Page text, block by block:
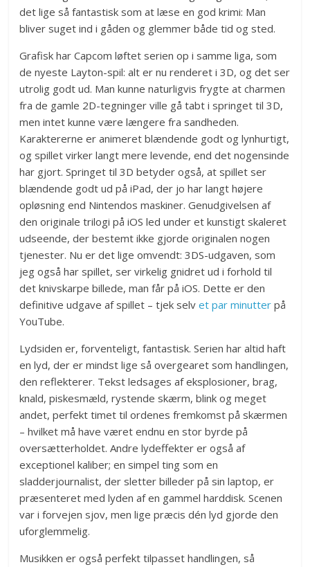
det lige så fantastisk som at læse en god krimi: Man
bliver suget ind i gåden og glemmer både tid og sted.
Grafisk har Capcom løftet serien op i samme liga, som
de nyeste Layton-spil: alt er nu renderet i 3D, og det ser
utrolig godt ud. Man kunne naturligvis frygte at charmen
fra de gamle 2D-tegninger ville gå tabt i springet til 3D,
men intet kunne være længere fra sandheden.
Karaktererne er animeret blændende godt og lynhurtigt,
og spillet virker langt mere levende, end det nogensinde
har gjort. Springet til 3D betyder også, at spillet ser
blændende godt ud på iPad, der jo har langt højere
opløsning end Nintendos maskiner. Genudgivelsen af
den originale trilogi på iOS led under et kunstigt skaleret
udseende, der bestemt ikke gjorde originalen nogen
tjenester. Nu er det lige omvendt: 3DS-udgaven, som
jeg også har spillet, ser virkelig gnidret ud i forhold til
det knivskarpe billede, man får på iOS. Dette er den
definitive udgave af spillet – tjek selvet par minutter på
YouTube.
Lydsiden er, forventeligt, fantastisk. Serien har altid haft
en lyd, der er mindst lige så overgearet som handlingen,
den reflekterer. Tekst ledsages af eksplosioner, brag,
knald, piskesmæld, rystende skærm, blink og meget
andet, perfekt timet til ordenes fremkomst på skærmen
– hvilket må have været endnu en stor byrde på
oversætterholdet. Andre lydeffekter er også af
exceptionel kaliber; en simpel ting som en
sladderjournalist, der sletter billeder på sin laptop, er
præsenteret med lyden af en gammel harddisk. Scenen
var i forvejen sjov, men lige præcis dén lyd gjorde den
uforglemmelig.
Musikken er også perfekt tilpasset handlingen, så